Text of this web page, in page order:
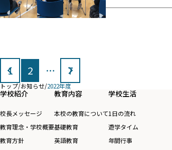
投
稿
の
ー
ジ
送
1 2 … 7
トップ/お知らせ/2022年度
学校紹介
校長メッセージ
教育理念・学校概要
教育方針
教育内容
本校の教育について
基礎教育
英語教育
学校生活
1日の流れ
遊学タイム
年間行事